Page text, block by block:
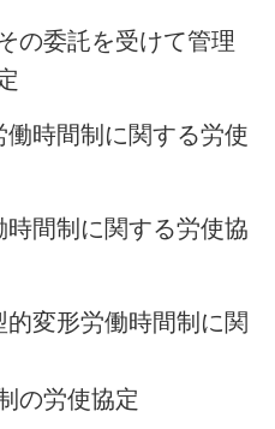
の委託を受けて管理
働時間制に関する労使
間制に関する労使協
変形労働時間制に関
の労使協定